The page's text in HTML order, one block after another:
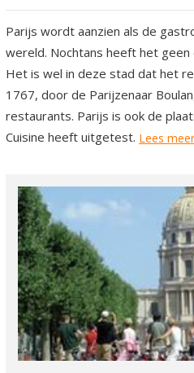
Parijs wordt aanzien als de
wereld. Nochtans heeft het
Het is wel in deze stad dat het
1767, door de Parijzenaar
restaurants. Parijs is ook de
Cuisine heeft uitgetest. Lees meer